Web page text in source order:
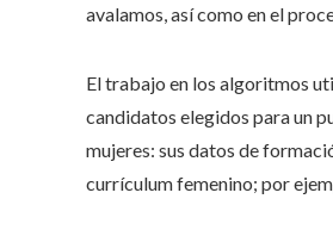
avalamos, así como en el
El trabajo en los algoritmos
candidatos elegidos para un
mujeres: sus datos de
currículum femenino; por